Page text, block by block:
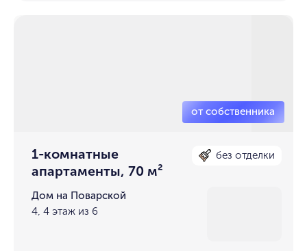
1-комнатные
апартаменты, 70 м²
без отделки
Дом на Поварской
4, 4 этаж из 6